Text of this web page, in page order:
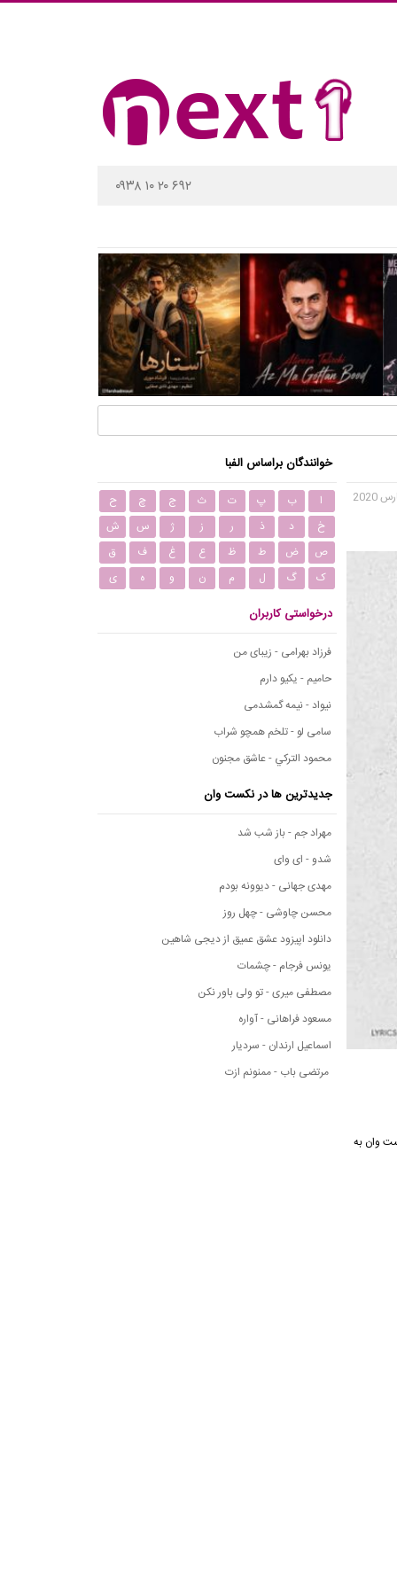
۰۹۳۸ ۱۰ ۲۰ ۶۹۲
نکست وان به
خوانندگان براساس الفبا
ا ب پ ت ث ج چ
ح
خ
د ذ ر ز ژ س
ش
ص
ض ط ظ ع غ ف
ق
ک
گ ل م ن و ه ی
درخواستی کاربران
فرزاد بهرامی - زیبای من
حامیم - یکیو دارم
نیواد - نیمه گمشدمی
سامی لو - تلخم همچو شراب
محمود التركي - عاشق مجنون
جدیدترین ها در نکست وان
مهراد جم - باز شب شد
شدو - ای وای
مهدی جهانی - دیوونه بودم
محسن چاوشی - چهل روز
دانلود اپیزود عشق عمیق از دیجی شاهین
یونس فرجام - چشمات
مصطفی میری - تو ولی باور نکن
مسعود فراهانی - آواره
اسماعیل ارندان - سردیار
مرتضی باب - ممنونم ازت